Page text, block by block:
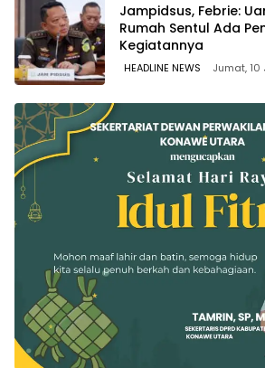
Jampidsus, Febrie:
Rumah Sentul Ada
Kegiatannya
HEADLINE NEWS Jumat,